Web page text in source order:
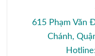
615 Phạm Văn
Chánh,